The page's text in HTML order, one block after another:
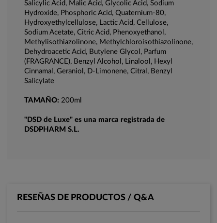
Salicylic Acid, Malic Acid, Glycolic Acid, Sodium
Hydroxide, Phosphoric Acid, Quaternium-80,
Hydroxyethylcellulose, Lactic Acid, Cellulose,
Sodium Acetate, Citric Acid, Phenoxyethanol,
Methylisothiazolinone, Methylchloroisothiazolinone,
Dehydroacetic Acid, Butylene Glycol, Parfum
(FRAGRANCE), Benzyl Alcohol, Linalool, Hexyl
Cinnamal, Geraniol, D-Limonene, Citral, Benzyl
Salicylate
TAMAÑO: 200ml
"DSD de Luxe" es una marca registrada de
DSDPHARM S.L.
RESEÑAS DE PRODUCTOS / Q&A